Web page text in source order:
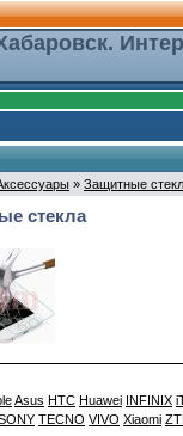
» Защитные
стекла
Asus HTC Huawei INFINIX
TECNO VIVO Xiaomi